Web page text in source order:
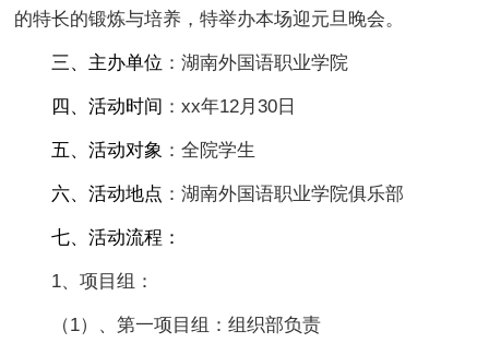
的特长的锻炼与培养，特举办本场迎元旦晚会。
三、主办单位 ：湖南外国语职业学院
四、活动时间 ：xx年12月30日
五、活动对象 ：全院学生
六、活动地点 ：湖南外国语职业学院俱乐部
七、活动流程：
1、项目组：
（1）、第一项目组：组织部负责